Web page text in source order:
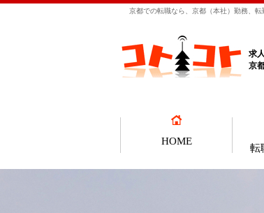
京都での転職なら、京都（本社）勤務、
求
京
HOME
転